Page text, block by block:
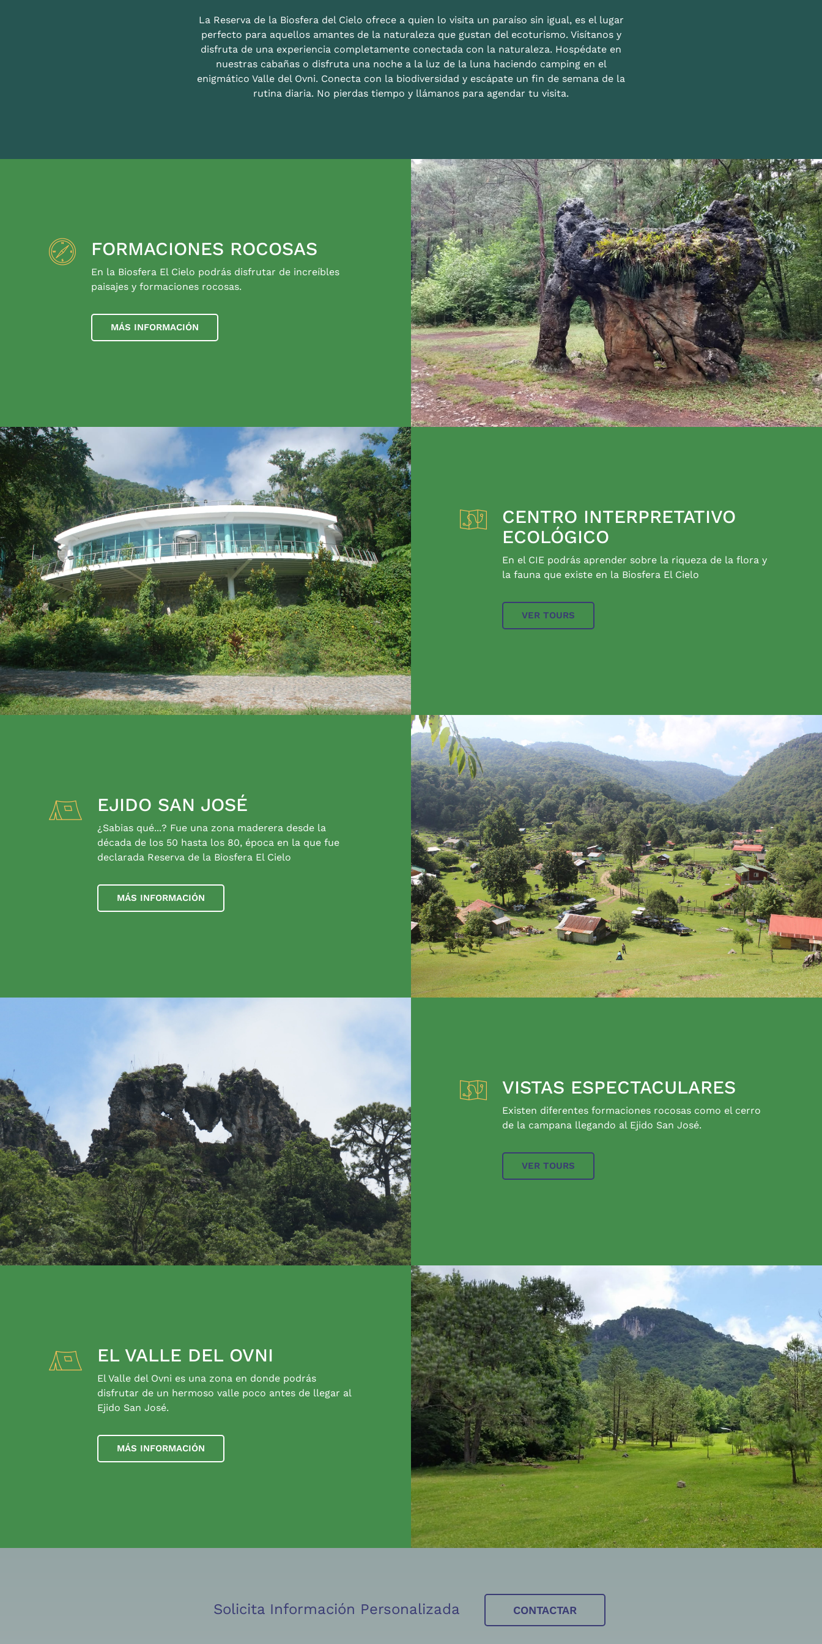
La Reserva de la Biosfera del Cielo ofrece a quien lo visita un paraíso sin igual, es el lugar
perfecto para aquellos amantes de la naturaleza que gustan del ecoturismo. Visítanos y
disfruta de una experiencia completamente conectada con la naturaleza. Hospédate en
nuestras cabañas o disfruta una noche a la luz de la luna haciendo camping en el
enigmático Valle del Ovni. Conecta con la biodiversidad y escápate un fin de semana de la
rutina diaria. No pierdas tiempo y llámanos para agendar tu visita.
FORMACIONES ROCOSAS
En la Biosfera El Cielo podrás disfrutar de increíbles
paisajes y formaciones rocosas.
MÁS INFORMACIÓN
CENTRO INTERPRETATIVO
ECOLÓGICO
En el CIE podrás aprender sobre la riqueza de la flora y
la fauna que existe en la Biosfera El Cielo
VER TOURS
EJIDO SAN JOSÉ
¿Sabias qué...? Fue una zona maderera desde la
década de los 50 hasta los 80, época en la que fue
declarada Reserva de la Biosfera El Cielo
MÁS INFORMACIÓN
VISTAS ESPECTACULARES
Existen diferentes formaciones rocosas como el cerro
de la campana llegando al Ejido San José.
VER TOURS
EL VALLE DEL OVNI
El Valle del Ovni es una zona en donde podrás
disfrutar de un hermoso valle poco antes de llegar al
Ejido San José.
MÁS INFORMACIÓN
Solicita Información Personalizada CONTACTAR